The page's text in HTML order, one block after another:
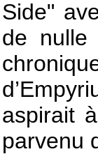
Side"
de nulle
aspirait
parvenu